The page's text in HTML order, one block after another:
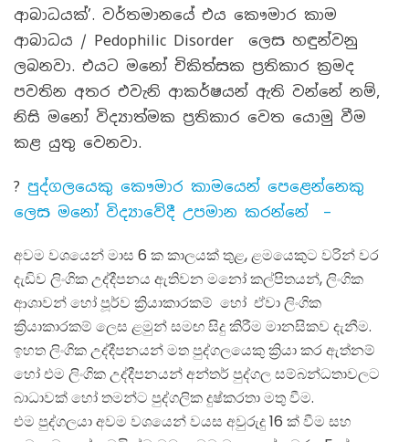
ආබාධයක්’. වර්තමානයේ එය කෞමාර කාම
ආබාධය / Pedophilic Disorder ලෙස හඳුන්වනු
ලබනවා. එයට මනෝ චිකිත්සක ප්‍රතිකාර ක්‍රමද
පවතින අතර එවැනි ආකර්ෂයන් ඇති වන්නේ නම්,
නිසි මනෝ විද්‍යාත්මක ප්‍රතිකාර වෙත යොමු වීම
කළ යුතු වෙනවා.
? පුද්ගලයෙකු කෞමාර කාමයෙන් පෙළෙන්නෙකු
ලෙස මනෝ විද්‍යාවේදී උපමාන කරන්නේ –
අවම වශයෙන් මාස 6 ක කාලයක් තුළ, ළමයෙකුට වරින් වර
දැඩිව ලිංගික උද්දීපනය ඇතිවන මනෝ කල්පිතයන්, ලිංගික
ආශාවන් හෝ පූර්ව ක්‍රියාකාරකම් හෝ ඒවා ලිංගික
ක්‍රියාකාරකම් ලෙස ළමුන් සමඟ සිදු කිරීම මානසිකව දැනීම.
ඉහත ලිංගික උද්දීපනයන් මත පුද්ගලයෙකු ක්‍රියා කර ඇත්නම්
හෝ එම ලිංගික උද්දීපනයන් අන්තර් පුද්ගල සම්බන්ධතාවලට
බාධාවක් හෝ තමන්ට පුද්ගලික දුෂ්කරතා මතු වීම.
එම පුද්ගලයා අවම වශයෙන් වයස අවුරුදු 16 ක් වීම සහ